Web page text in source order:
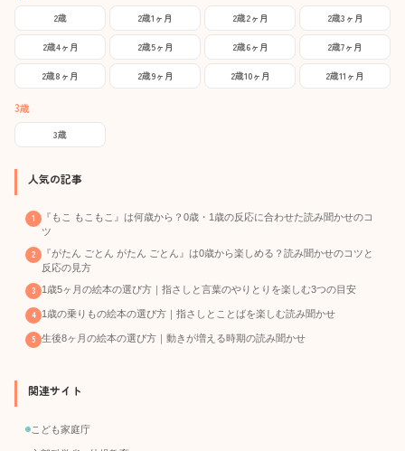
2歳 2歳1ヶ月 2歳2ヶ月 2歳3ヶ月
2歳4ヶ月 2歳5ヶ月 2歳6ヶ月 2歳7ヶ月
2歳8ヶ月 2歳9ヶ月 2歳10ヶ月 2歳11ヶ月
3歳
3歳
人気の記事
『もこ もこもこ』は何歳から？0歳・1歳の反応に合わせた読み聞かせのコ
ツ
『がたん ごとん がたん ごとん』は0歳から楽しめる？読み聞かせのコツと
反応の見方
1歳5ヶ月の絵本の選び方｜指さしと言葉のやりとりを楽しむ3つの目安
1歳の乗りもの絵本の選び方｜指さしとことばを楽しむ読み聞かせ
生後8ヶ月の絵本の選び方｜動きが増える時期の読み聞かせ
関連サイト
こども家庭庁